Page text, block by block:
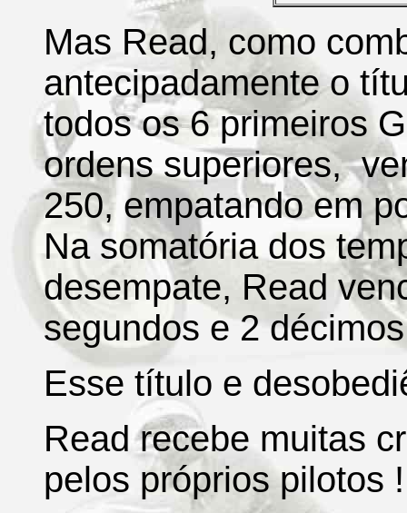
Mas Read, como
antecipadamente o
todos os 6 primeiros
ordens superiores,
250, empatando em
Na somatória dos
desempate, Read
segundos e 2
Esse título e
Read recebe muitas
pelos próprios pilotos !